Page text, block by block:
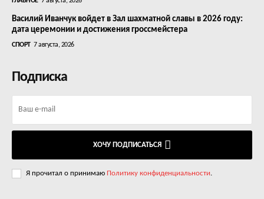
Василий Иванчук войдет в Зал шахматной славы в 2026 году:
дата церемонии и достижения гроссмейстера
СПОРТ 7 августа, 2026
Подписка
ХОЧУ ПОДПИСАТЬСЯ
Я прочитал о принимаю Политику конфиденциальности.